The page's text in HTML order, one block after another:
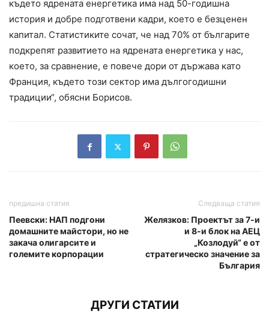
където ядрената енергетика има над 50-годишна
история и добре подготвени кадри, което е безценен
капитал. Статистиките сочат, че над 70% от българите
подкрепят развитието на ядрената енергетика у нас,
което, за сравнение, е повече дори от държава като
Франция, където този сектор има дългогодишни
традиции“, обясни Борисов.
предишна статия
Пеевски: НАП подгони
домашните майстори, но не
закача олигарсите и
големите корпорации
Следваща статия
Желязков: Проектът за 7-и
и 8-и блок на АЕЦ
„Козлодуй“ е от
стратегическо значение за
България
ДРУГИ СТАТИИ